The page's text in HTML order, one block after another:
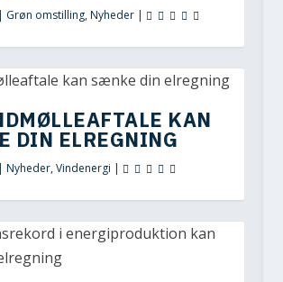
Grøn omstilling,Nyheder|
KAN
DIN ELREGNING
Nyheder,Vindenergi |